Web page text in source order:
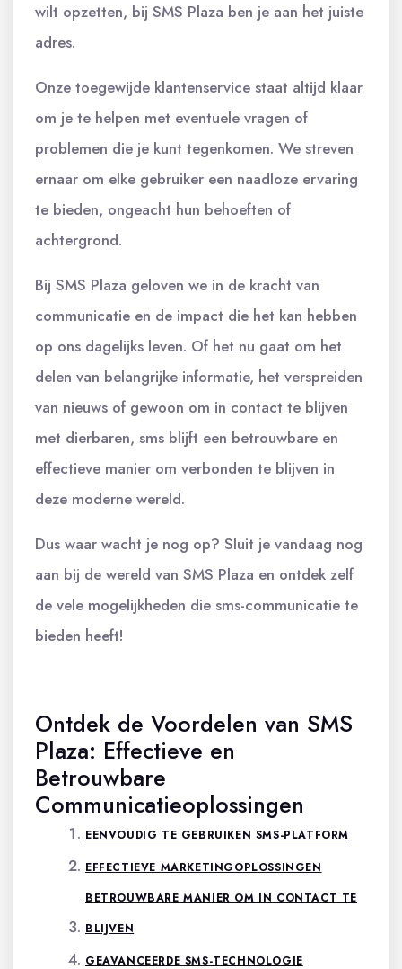
wilt opzetten, bij SMS Plaza ben je aan het juiste
adres.
Onze toegewijde klantenservice staat altijd klaar
om je te helpen met eventuele vragen of
problemen die je kunt tegenkomen. We streven
ernaar om elke gebruiker een naadloze ervaring
te bieden, ongeacht hun behoeften of
achtergrond.
Bij SMS Plaza geloven we in de kracht van
communicatie en de impact die het kan hebben
op ons dagelijks leven. Of het nu gaat om het
delen van belangrijke informatie, het verspreiden
van nieuws of gewoon om in contact te blijven
met dierbaren, sms blijft een betrouwbare en
effectieve manier om verbonden te blijven in
deze moderne wereld.
Dus waar wacht je nog op? Sluit je vandaag nog
aan bij de wereld van SMS Plaza en ontdek zelf
de vele mogelijkheden die sms-communicatie te
bieden heeft!
Ontdek de Voordelen van SMS
Plaza: Effectieve en
Betrouwbare
Communicatieoplossingen
EENVOUDIG TE GEBRUIKEN SMS-PLATFORM
EFFECTIEVE MARKETINGOPLOSSINGEN
BETROUWBARE MANIER OM IN CONTACT TE
BLIJVEN
GEAVANCEERDE SMS-TECHNOLOGIE